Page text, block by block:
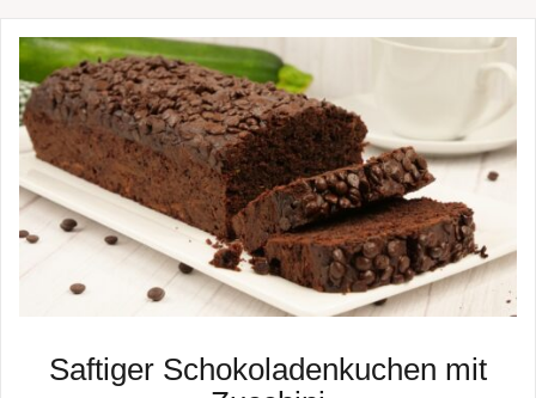
Saftiger Schokoladenkuchen mit